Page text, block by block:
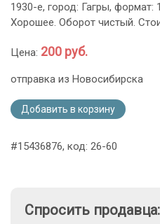
1930-е, город: Гагры, формат:
Хорошее. Оборот чистый.
Цена: 200 руб.
отправка из Новосибирска
Добавить в корзину
#15436876, код: 26-60
Спросить продавца: